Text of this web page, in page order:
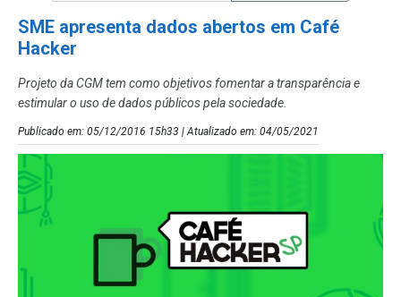
SME apresenta dados abertos em Café
Hacker
Projeto da CGM tem como objetivos fomentar a transparência e
estimular o uso de dados públicos pela sociedade.
Publicado em: 05/12/2016 15h33 | Atualizado em: 04/05/2021